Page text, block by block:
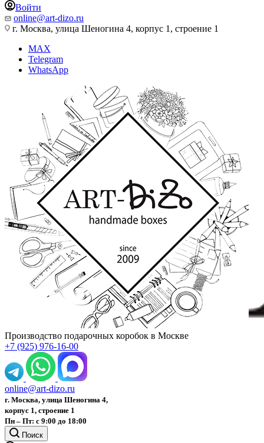
Войти
online@art-dizo.ru
г. Москва, улица Шеногина 4, корпус 1, строение 1
MAX
Telegram
WhatsApp
Производство подарочных коробок в Москве
+7 (925) 976-16-00
online@art-dizo.ru
г. Москва, улица Шеногина 4,
корпус 1, строение 1
Пн – Пт: с 9:00 до 18:00
Поиск